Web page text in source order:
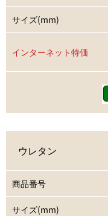
サイズ(mm)
インターネット特価
ウレタン
商品番号
サイズ(mm)